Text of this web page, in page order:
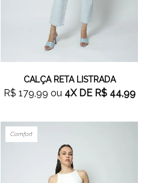
CALÇA RETA LISTRADA
R$ 179,99 ou 4XDE R$ 44,99
Comfort